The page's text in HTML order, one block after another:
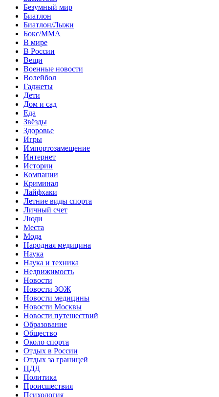
Безумный мир
Биатлон
Биатлон/Лыжи
Бокс/MMA
В мире
В России
Вещи
Военные новости
Волейбол
Гаджеты
Дети
Дом и сад
Еда
Звёзды
Здоровье
Игры
Импортозамещение
Интернет
Истории
Компании
Криминал
Лайфхаки
Летние виды спорта
Личный счет
Люди
Места
Мода
Народная медицина
Наука
Наука и техника
Недвижимость
Новости
Новости ЗОЖ
Новости медицины
Новости Москвы
Новости путешествий
Образование
Общество
Около спорта
Отдых в России
Отдых за границей
ПДД
Политика
Происшествия
Психология